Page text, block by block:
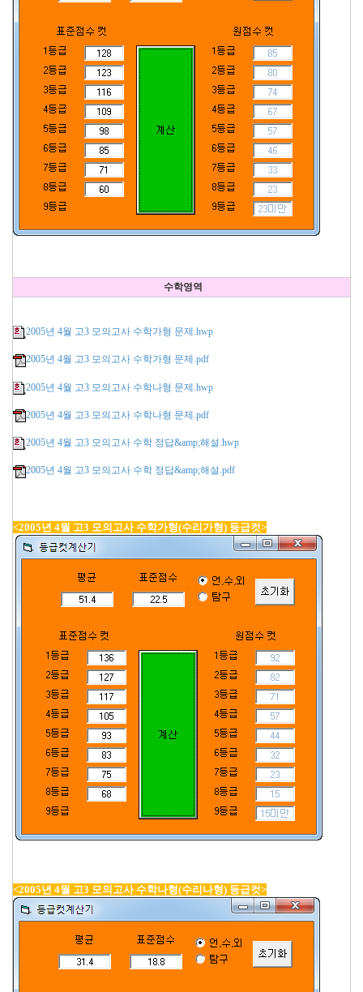
수학영역
2005년 4월 고3 모의고사 수학가형 문제.hwp
2005년 4월 고3 모의고사 수학가형 문제.pdf
2005년 4월 고3 모의고사 수학나형 문제.hwp
2005년 4월 고3 모의고사 수학나형 문제.pdf
2005년 4월 고3 모의고사 수학 정답&amp;해설.hwp
2005년 4월 고3 모의고사 수학 정답&amp;해설.pdf
<2005년 4월 고3 모의고사 수학가형(수리가형) 등급컷>
<2005년 4월 고3 모의고사 수학나형(수리나형) 등급컷>